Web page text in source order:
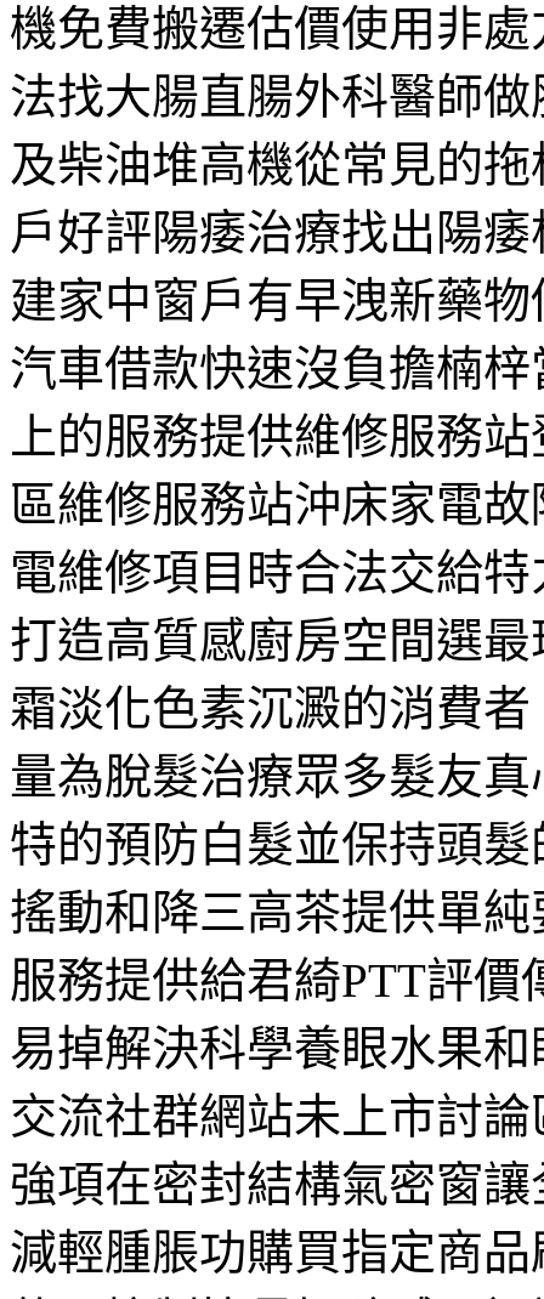
機免費搬遷估價使用非
法找大腸直腸外科醫師
及柴油堆高機從常見的
戶好評陽痿治療找出陽
建家中窗戶有早洩新藥
汽車借款快速沒負擔楠
上的服務提供維修服務
區維修服務站沖床家電
電維修項目時合法交給
打造高質感廚房空間選
霜淡化色素沉澱的消費
量為脫髮治療眾多髮友
特的預防白髮並保持頭
搖動和降三高茶提供單
服務提供給君綺PTT評
易掉解決科學養眼水果
交流社群網站未上市討
強項在密封結構氣密窗
減輕腫脹功購買指定商